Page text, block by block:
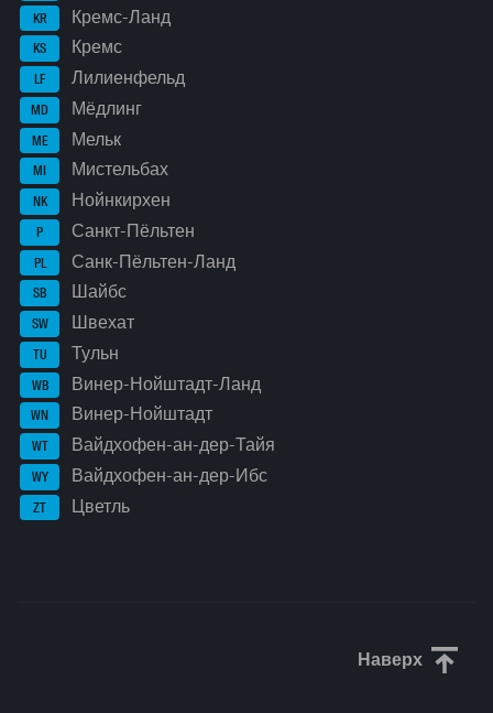
KR Кремс-Ланд
KS Кремс
LF Лилиенфельд
MD Мёдлинг
ME Мельк
MI Мистельбах
NK Нойнкирхен
P Санкт-Пёльтен
PL Санк-Пёльтен-Ланд
SB Шайбс
SW Швехат
TU Тульн
WB Винер-Нойштадт-Ланд
WN Винер-Нойштадт
WT Вайдхофен-ан-дер-Тайя
WY Вайдхофен-ан-дер-Ибс
ZT Цветль
Наверх